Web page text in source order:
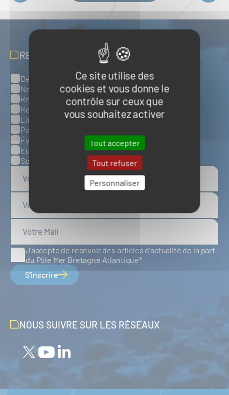
Ce site utilise des
cookies et vous donne le
contrôle sur ceux que
vous souhaitez activer
Tout accepter
Tout refuser
Personnaliser
RECEVOIR NOS ACTUALITÉS
Catégories
Défense, sûreté et sécurité maritimes
Naval et nautisme
Ressources énergétiques et minérales marines
Ressources biologiques marines
Littoral et environnement marins
Ports, infrastructures et logistique
Évènements
Europe
Spatial
J'accepte de recevoir des articles d'actualité de la part
du Pôle Mer Bretagne Atlantique
S'inscrire
NOUS SUIVRE SUR LES RÉSEAUX